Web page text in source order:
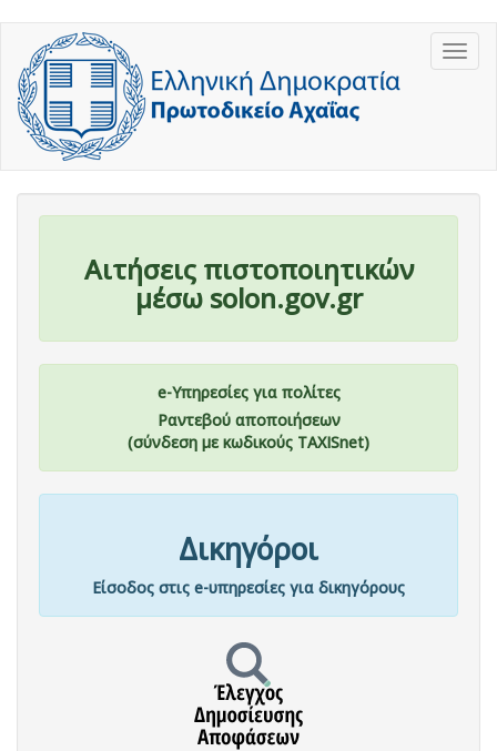
Παράκαμψη
προς
κυρίως
περιεχόμενο
Αιτήσεις πιστοποιητικών
μέσω solon.gov.gr
e-Υπηρεσίες για πολίτες
Ραντεβού αποποιήσεων
(σύνδεση με κωδικούς TAXISnet)
Δικηγόροι
Είσοδος στις e-υπηρεσίες για δικηγόρους